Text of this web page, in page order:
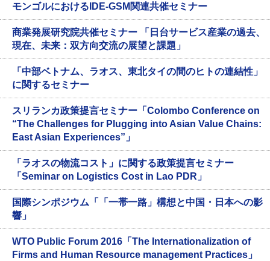
モンゴルにおけるIDE-GSM関連共催セミナー
商業発展研究院共催セミナー 「日台サービス産業の過去、
現在、未来：双方向交流の展望と課題」
「中部ベトナム、ラオス、東北タイの間のヒトの連結性」
に関するセミナー
スリランカ政策提言セミナー「Colombo Conference on
“The Challenges for Plugging into Asian Value Chains:
East Asian Experiences”」
「ラオスの物流コスト」に関する政策提言セミナー
「Seminar on Logistics Cost in Lao PDR」
国際シンポジウム「「一帯一路」構想と中国・日本への影
響」
WTO Public Forum 2016「The Internationalization of
Firms and Human Resource management Practices」